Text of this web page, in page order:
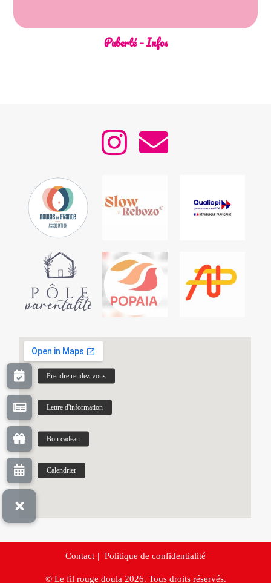
Puberté – Infos
Contact Politique de confidentialité
© Le fil rouge doula 2026. Tous droits réservés.